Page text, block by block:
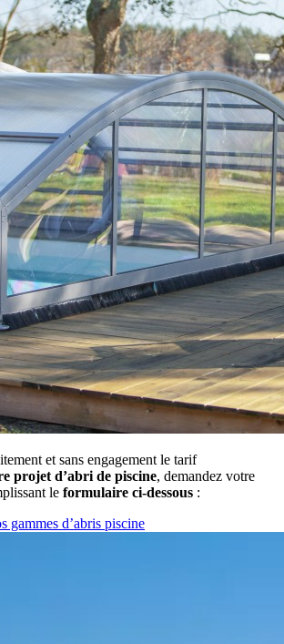
et sans engagement le tarif
projet d’abri de piscine, demandez votre
le formulaire ci-dessous :
gammes d’abris piscine